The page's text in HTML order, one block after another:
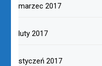
marzec 2017
luty 2017
styczeń 2017